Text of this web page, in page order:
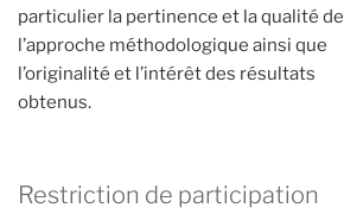
particulier la pertinence et la qualité de
l’approche méthodologique ainsi que
l’originalité et l’intérêt des résultats
obtenus.
Restriction de participation